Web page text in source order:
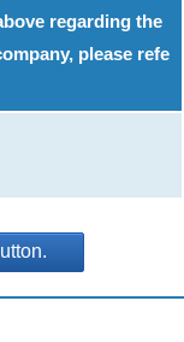
regarding the
please refe